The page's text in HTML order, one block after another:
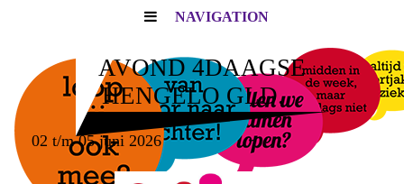
NAVIGATION
AVOND 4DAAGSE
HENGELO GLD.
02 t/m 05 juni 2026